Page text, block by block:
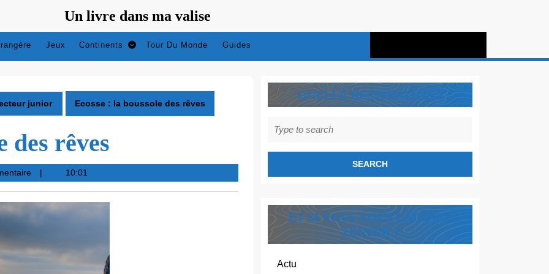
Un livre dans ma valise
Jeux Continents Tour Du Monde Guides
junior Ecosse : la boussole des rêves
des rêves
10:01
QUELLE DESTINATION ?
for:
ET SI VOUS VOUS LAISSIEZ
TENTER ?
Actu